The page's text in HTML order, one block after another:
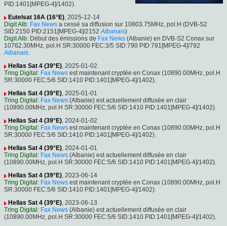
PID:1401[MPEG-4]/1402).
Eutelsat 16A (16°E), 2025-12-14
Digit Alb: Fax News a cessé sa diffusion sur 10803.75MHz, pol.H (DVB-S2
SID:2150 PID:2151[MPEG-4]/2152 Albanais)
Digit Alb: Début des émissions de Fax News (Albanie) en DVB-S2 Conax sur
10762.30MHz, pol.H SR:30000 FEC:3/5 SID:790 PID:791[MPEG-4]/792
Albanais.
Hellas Sat 4 (39°E), 2025-01-02
Tring Digital : Fax News est maintenant cryptée en Conax (10890.00MHz, pol.H
SR:30000 FEC:5/6 SID:1410 PID:1401[MPEG-4]/1402).
Hellas Sat 4 (39°E), 2025-01-01
Tring Digital : Fax News (Albanie) est actuellement diffusée en clair
(10890.00MHz, pol.H SR:30000 FEC:5/6 SID:1410 PID:1401[MPEG-4]/1402).
Hellas Sat 4 (39°E), 2024-01-02
Tring Digital : Fax News est maintenant cryptée en Conax (10890.00MHz, pol.H
SR:30000 FEC:5/6 SID:1410 PID:1401[MPEG-4]/1402).
Hellas Sat 4 (39°E), 2024-01-01
Tring Digital : Fax News (Albanie) est actuellement diffusée en clair
(10890.00MHz, pol.H SR:30000 FEC:5/6 SID:1410 PID:1401[MPEG-4]/1402).
Hellas Sat 4 (39°E), 2023-06-14
Tring Digital : Fax News est maintenant cryptée en Conax (10890.00MHz, pol.H
SR:30000 FEC:5/6 SID:1410 PID:1401[MPEG-4]/1402).
Hellas Sat 4 (39°E), 2023-06-13
Tring Digital : Fax News (Albanie) est actuellement diffusée en clair
(10890.00MHz, pol.H SR:30000 FEC:5/6 SID:1410 PID:1401[MPEG-4]/1402).